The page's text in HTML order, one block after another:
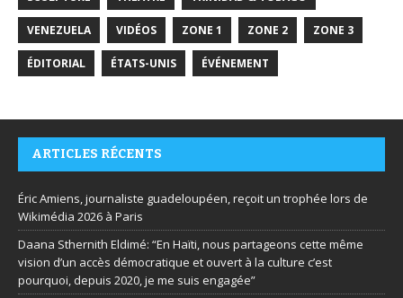
VENEZUELA VIDÉOS ZONE 1 ZONE 2 ZONE 3
ÉDITORIAL ÉTATS-UNIS ÉVÉNEMENT
ARTICLES RÉCENTS
Éric Amiens, journaliste guadeloupéen, reçoit un trophée lors de
Wikimédia 2026 à Paris
Daana Sthernith Eldimé: “En Haïti, nous partageons cette même
vision d’un accès démocratique et ouvert à la culture c’est
pourquoi, depuis 2020, je me suis engagée”